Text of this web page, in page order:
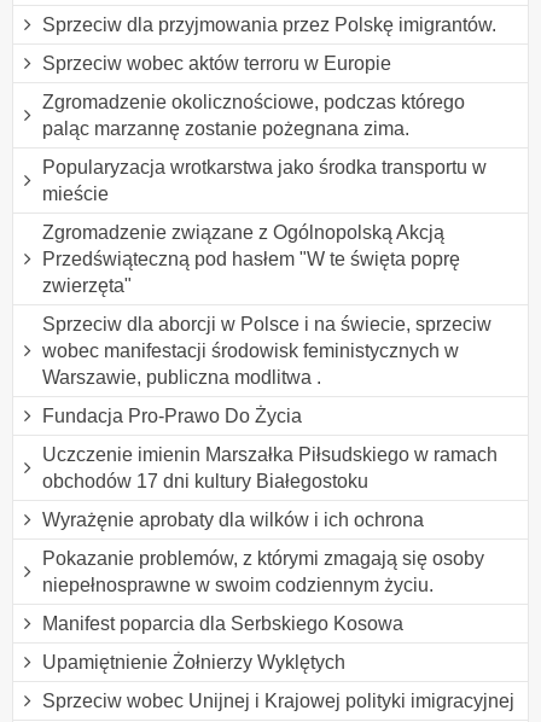
Sprzeciw dla przyjmowania przez Polskę imigrantów.
Sprzeciw wobec aktów terroru w Europie
Zgromadzenie okolicznościowe, podczas którego
paląc marzannę zostanie pożegnana zima.
Popularyzacja wrotkarstwa jako środka transportu w
mieście
Zgromadzenie związane z Ogólnopolską Akcją
Przedświąteczną pod hasłem "W te święta poprę
zwierzęta"
Sprzeciw dla aborcji w Polsce i na świecie, sprzeciw
wobec manifestacji środowisk feministycznych w
Warszawie, publiczna modlitwa .
Fundacja Pro-Prawo Do Życia
Uczczenie imienin Marszałka Piłsudskiego w ramach
obchodów 17 dni kultury Białegostoku
Wyrażęnie aprobaty dla wilków i ich ochrona
Pokazanie problemów, z którymi zmagają się osoby
niepełnosprawne w swoim codziennym życiu.
Manifest poparcia dla Serbskiego Kosowa
Upamiętnienie Żołnierzy Wyklętych
Sprzeciw wobec Unijnej i Krajowej polityki imigracyjnej